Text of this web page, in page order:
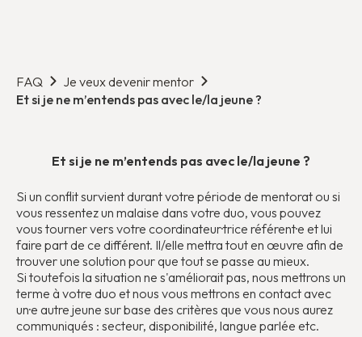
FAQ
Je veux devenir mentor
Et si je ne m’entends pas avec le/la jeune ?
Et si je ne m’entends pas avec le/la jeune ?
Si un conflit survient durant votre période de mentorat ou si
vous ressentez un malaise dans votre duo, vous pouvez
vous tourner vers votre coordinateur·trice référent·e et lui
faire part de ce différent. Il/elle mettra tout en œuvre afin de
trouver une solution pour que tout se passe au mieux.
Si toutefois la situation ne s'améliorait pas, nous mettrons un
terme à votre duo et nous vous mettrons en contact avec
un·e autre jeune sur base des critères que vous nous aurez
communiqués : secteur, disponibilité, langue parlée etc.